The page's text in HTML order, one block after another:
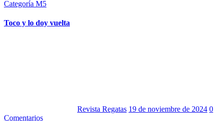
Categoría M5
Toco y lo doy vuelta
Revista Regatas 19 de noviembre de 2024 0
Comentarios